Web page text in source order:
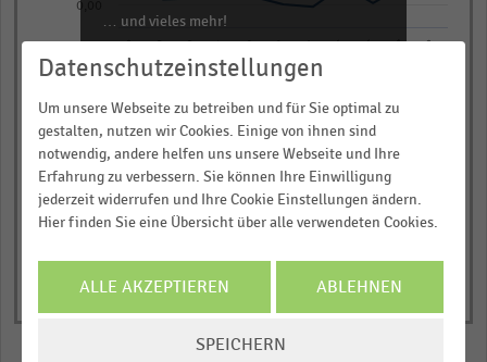
axis
displaying
Nettoumsatz
in
Franken.
-0.05953636363636365
Jelmoli
Loeb (2)
2008 2009 2010 2011 2012
0,00
© Handelsdaten 2026
End
interactive
chart
… und vieles mehr!
JETZT INFORMIEREN
Datenschutzeinstellungen
Um unsere Webseite zu betreiben und für Sie optimal zu
gestalten, nutzen wir Cookies. Einige von ihnen sind
notwendig, andere helfen uns unsere Webseite und Ihre
Erfahrung zu verbessern. Sie können Ihre Einwilligung
jederzeit widerrufen und Ihre Cookie Einstellungen ändern.
Hier finden Sie eine Übersicht über alle verwendeten Cookies.
ALLE AKZEPTIEREN ABLEHNEN
SPEICHERN